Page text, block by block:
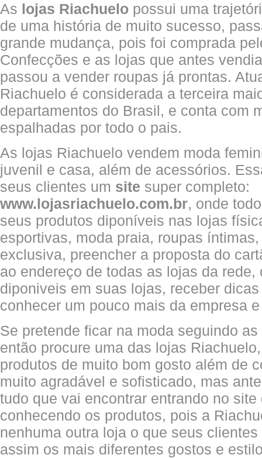
As lojas Riachuelo possui uma
de uma história de muito sucesso,
grande mudança, pois foi comprada
Confecções e as lojas que antes
passou a vender roupas já prontas.
Riachuelo é considerada a terceira
departamentos do Brasil, e conta com
espalhadas por todo o pais.
As lojas Riachuelo vendem moda
juvenil e casa, além de acessórios.
seus clientes um site super completo:
www.lojasriachuelo.com.br, onde
seus produtos diponíveis nas lojas
esportivas, moda praia, roupas
exclusiva, preencher a proposta do
ao endereço de todas as lojas da rede,
diponiveis em suas lojas, receber
conhecer um pouco mais da empresa
Se pretende ficar na moda seguindo
então procure uma das lojas
produtos de muito bom gosto além de
muito agradável e sofisticado, mas
tudo que vai encontrar entrando no
conhecendo os produtos, pois a
nenhuma outra loja o que seus
assim os mais diferentes gostos e